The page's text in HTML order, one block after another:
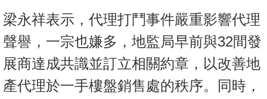
梁永祥表示，代理打鬥事件嚴重影響代理
聲譽，一宗也嫌多，地監局早前與32間發
展商達成共識並訂立相關約章，以改善地
產代理於一手樓盤銷售處的秩序。同時，